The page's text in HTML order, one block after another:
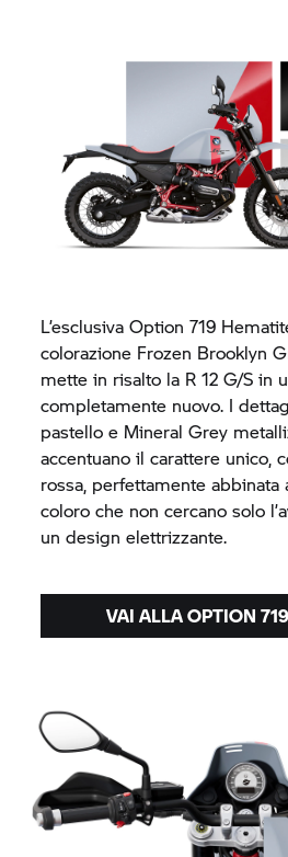
L’esclusiva Option 719
colorazione Frozen Brooklyn
mette in risalto la R 12 G/S in
completamente nuovo. I
pastello e Mineral Grey
accentuano il carattere unico,
rossa, perfettamente abbinata
coloro che non cercano solo
un design elettrizzante.
VAI ALLA OPTION